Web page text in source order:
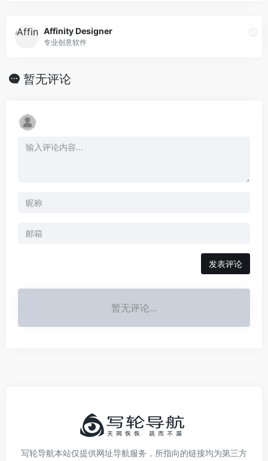
Affinity Designer
专业创意软件
暂无评论
发表评论
暂无评论...
写轮导航本站仅提供网址导航服务，所指向的链接均为第三方